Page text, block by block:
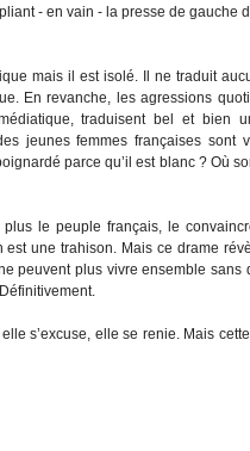
- en vain - la presse de gauche
mais il est isolé. Il ne traduit
En revanche, les agressions
traduisent bel et bien
jeunes femmes françaises sont
parce qu’il est blanc ? Où
le peuple français, le
une trahison. Mais ce drame
peuvent plus vivre ensemble sans
s’excuse, elle se renie. Mais